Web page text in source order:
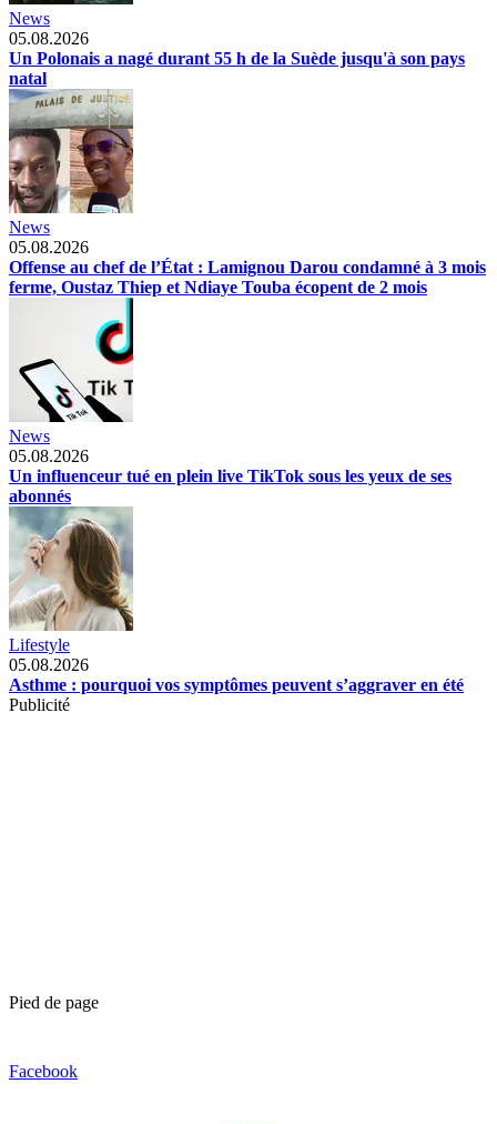
News
05.08.2026
Un Polonais a nagé durant 55 h de la Suède jusqu'à son pays
natal
News
05.08.2026
Offense au chef de l’État : Lamignou Darou condamné à 3 mois
ferme, Oustaz Thiep et Ndiaye Touba écopent de 2 mois
News
05.08.2026
Un influenceur tué en plein live TikTok sous les yeux de ses
abonnés
Lifestyle
05.08.2026
Asthme : pourquoi vos symptômes peuvent s’aggraver en été
Publicité
Pied de page
Facebook